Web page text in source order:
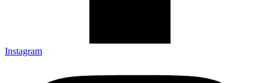
Instagram